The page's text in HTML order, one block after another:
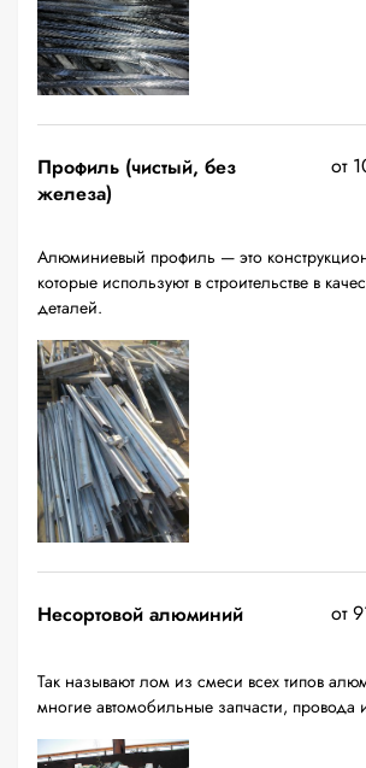
Профиль (чистый, без
железа)
от
Алюминиевый профиль — это
которые используют в строительстве в
деталей.
Несортовой алюминий
от
Так называют лом из смеси всех типов
многие автомобильные запчасти, провода